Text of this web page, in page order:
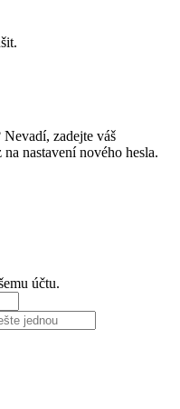
zadejte váš
nastavení nového hesla.
účtu.